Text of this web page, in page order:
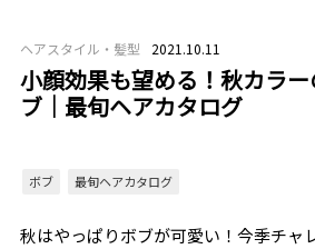
ヘアスタイル・髪型 2021.10.11
小顔効果も望める！秋カラ
ブ｜最旬ヘアカタログ
ボブ 最旬ヘアカタログ
秋はやっぱりボブが可愛い！今季チャ